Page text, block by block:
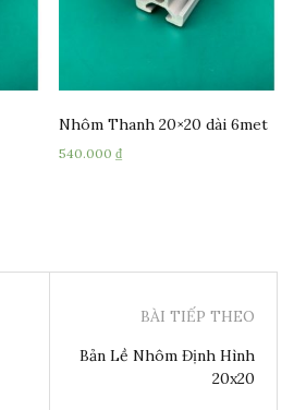
Nhôm Thanh 20×20 dài 6met
540.000₫
BÀI TIẾP THEO
Bản Lề Nhôm Định Hình
20x20